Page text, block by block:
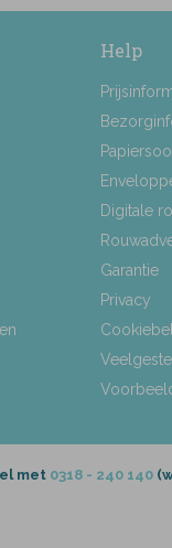
Help
Digitale
Garantie
Privacy
met 0318 - 240 140